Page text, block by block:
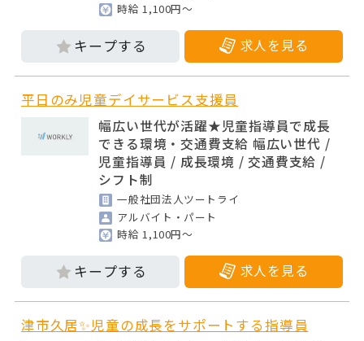
時給 1,100円～
求人を見る
平日のみ児童デイサービス支援員
幅広い世代が活躍★児童指導員で成長
できる環境・交通費支給 幅広い世代 /
児童指導員 / 成長環境 / 交通費支給 /
シフト制
一般社団法人ツートライ
アルバイト・パート
時給 1,100円～
求人を見る
津市久居✨児童の成長をサポートする指導員